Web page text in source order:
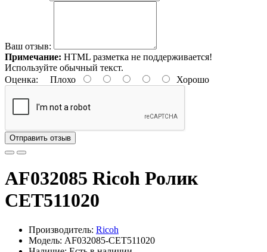
Ваш отзыв:
Примечание: HTML разметка не поддерживается!
Используйте обычный текст.
Оценка: Плохо Хорошо
Отправить отзыв
AF032085 Ricoh Ролик
CET511020
Производитель: Ricoh
Модель: AF032085-CET511020